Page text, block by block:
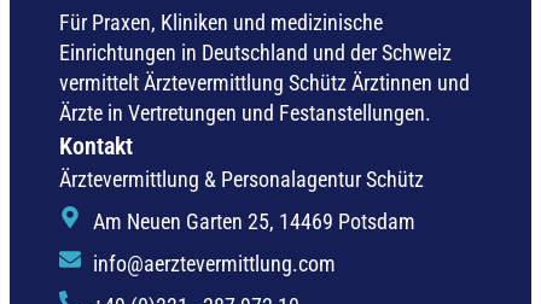
Für Praxen, Kliniken und medizinische
Einrichtungen in Deutschland und der Schweiz
vermittelt Ärztevermittlung Schütz Ärztinnen und
Ärzte in Vertretungen und Festanstellungen.
Kontakt
Ärztevermittlung & Personalagentur Schütz
Am Neuen Garten 25, 14469 Potsdam
info@aerztevermittlung.com